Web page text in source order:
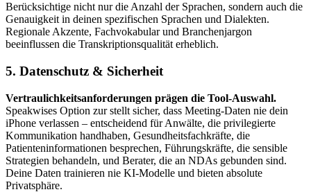
Berücksichtige nicht nur die Anzahl der Sprachen, sondern auch die
Genauigkeit in deinen spezifischen Sprachen und Dialekten.
Regionale Akzente, Fachvokabular und Branchenjargon
beeinflussen die Transkriptionsqualität erheblich.
5. Datenschutz & Sicherheit
Vertraulichkeitsanforderungen prägen die Tool-Auswahl.
Speakwises Option zur stellt sicher, dass Meeting-Daten nie dein
iPhone verlassen – entscheidend für Anwälte, die privilegierte
Kommunikation handhaben, Gesundheitsfachkräfte, die
Patienteninformationen besprechen, Führungskräfte, die sensible
Strategien behandeln, und Berater, die an NDAs gebunden sind.
Deine Daten trainieren nie KI-Modelle und bieten absolute
Privatsphäre.